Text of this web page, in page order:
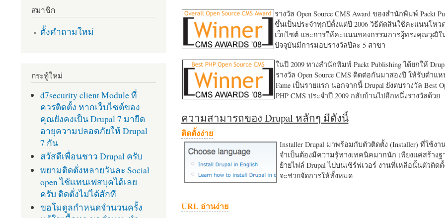
รางวัล Open Source CMS Award ของสำนักพิมพ์ Packt
ขึ้นเป็นประจำทุกปีตั้งแต่ปี 2006 วิธีตัดสินใช้คะแนนโหว
เว็บไซต์ และการให้คะแนนของกรรมการผู้ทรงคุณวุฒิใ
ปัจจุบันมีการมอบรางวัลปีละ 5 สาขา
ในปี 2009 ทางสำนักพิมพ์ Packt Publishing ได้ยกให้
รางวัล Open Source CMS ติดต่อกันมาสองปี ให้รับตำแ
Fame เป็นรายแรก นอกจากนี้ Drupal ยังตบรางวัล Best
PHP CMS ประจำปี 2009 กลับบ้านไปอีกหนึ่งรางวัลด้วย
ความสามารถของ Drupal หลักๆ มีดังนี้
ติดตั้งง่าย
Installer Drupal มาพร้อมกับตัวติดตั้ง (Installer) ที่ใช้งา
จำเป็นต้องมีความรู้ทางเทคนิคมากนัก เพียงแค่สร้าง
ย้ายไฟล์ Drupal ไปบนเซิร์ฟเวอร์ งานที่เหลือนั้นตัวติดตั้
จะช่วยจัดการให้ทั้งหมด
URL อ่านง่าย
สมาชิก
ตั้งคำถามใหม่
กระทู้ใหม่
d7security client Module ที่
ควรติดตั้ง หากเว็บไซต์ของ
คุณยังคงเป็น Drupal 7 มายืด
อายุความปลอดภัยให้ Drupal
7 กัน
สวัสดีเพื่อนชาว Drupal ครับ
พยามติดตั่งหลายวันละ Social
open ไช้เเทนเฟสบุคได้เลย
ครับ ติดตั่งไม่ได้สักที
ขอโมดูลกำหนดจำนวนครั้ง